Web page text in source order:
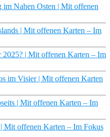
Nahen Osten | Mit offenen
| Mit offenen Karten – Im
2025? | Mit offenen Karten – Im
im Visier | Mit offenen Karten
| Mit offenen Karten – Im
Mit offenen Karten – Im Fokus